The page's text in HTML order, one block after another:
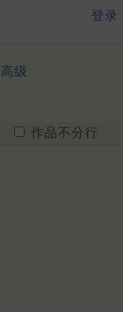
登录
高级
作品不分行